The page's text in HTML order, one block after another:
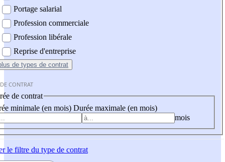
Portage salarial
Profession commerciale
Profession libérale
Reprise d'entreprise
de types de contrat
CONTRAT
de contrat
minimale (en mois) Durée maximale (en mois)
mois
le filtre du type de contrat